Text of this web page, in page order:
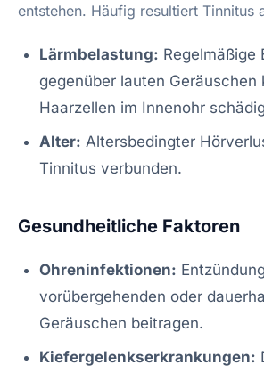
entstehen. Häufig resultiert Tinnitus
Lärmbelastung: Regelmäßige
gegenüber lauten Geräuschen
Haarzellen im Innenohr
Alter: Altersbedingter
Tinnitus verbunden.
Gesundheitliche Faktoren
Ohreninfektionen:
vorübergehenden oder
Geräuschen beitragen.
Kiefergelenkserkrankungen: